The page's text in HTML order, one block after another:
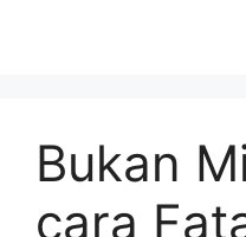
Bukan
cara